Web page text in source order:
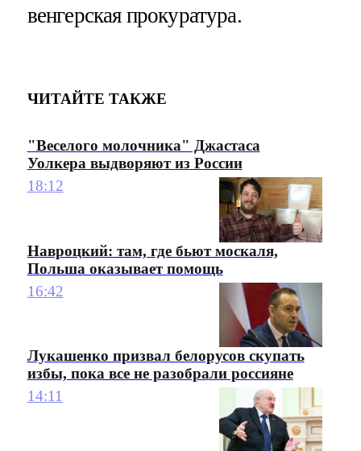
венгерская прокуратура.
ЧИТАЙТЕ ТАКЖЕ
"Веселого молочника" Джастаса
Уолкера выдворяют из России
18:12
Навроцкий: там, где бьют москаля,
Польша оказывает помощь
16:42
Лукашенко призвал белорусов скупать
избы, пока все не разобрали россияне
14:11